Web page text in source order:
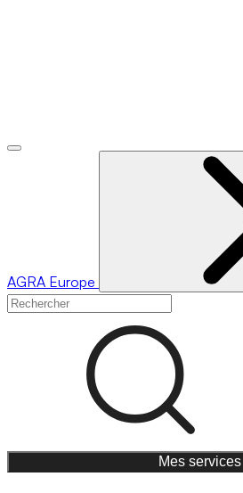
AGRA Europe
Mes services